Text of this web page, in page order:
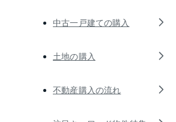
中古一戸建ての購入
土地の購入
不動産購入の流れ